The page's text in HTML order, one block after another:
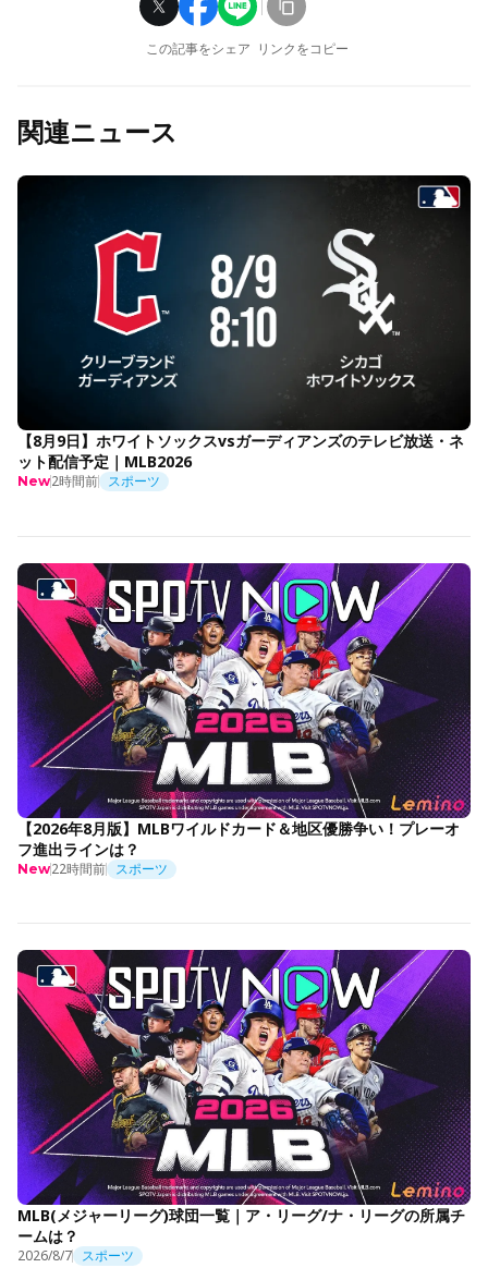
この記事をシェア リンクをコピー
関連ニュース
【8月9日】ホワイトソックスvsガーディアンズのテレビ放送・ネ
ット配信予定｜MLB2026
New2時間前 スポーツ
【2026年8月版】MLBワイルドカード＆地区優勝争い！プレーオ
フ進出ラインは？
New22時間前 スポーツ
MLB(メジャーリーグ)球団一覧｜ア・リーグ/ナ・リーグの所属チ
ームは？
2026/8/7 スポーツ